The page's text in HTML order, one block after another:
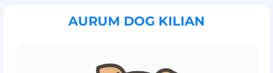
AURUM DOG KILIAN